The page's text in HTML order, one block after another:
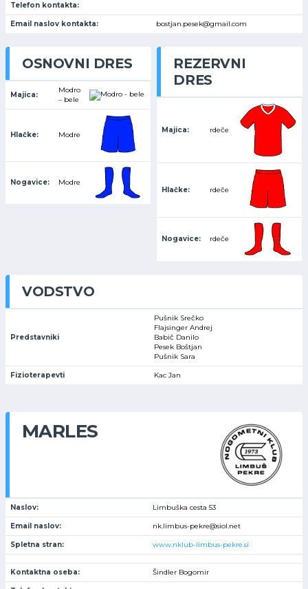
Telefon kontakta:
Email naslov kontakta: bostjan.pesek@gmail.com
OSNOVNI DRES
Majica:
Modro
– bele
Hlačke: Modre
Nogavice: Modre
REZERVNI
DRES
Majica: rdeče
Hlačke: rdeče
Nogavice: rdeče
VODSTVO
Predstavniki
Pušnik Srečko
Flajsinger Andrej
Babič Danilo
Pesek Boštjan
Pušnik Sara
Fizioterapevti Kac Jan
MARLES
Naslov: Limbuška cesta 53
Email naslov: nk.limbus-pekre@siol.net
Spletna stran: www.nklub-limbus-pekre.si
Kontaktna oseba: Šindler Bogomir